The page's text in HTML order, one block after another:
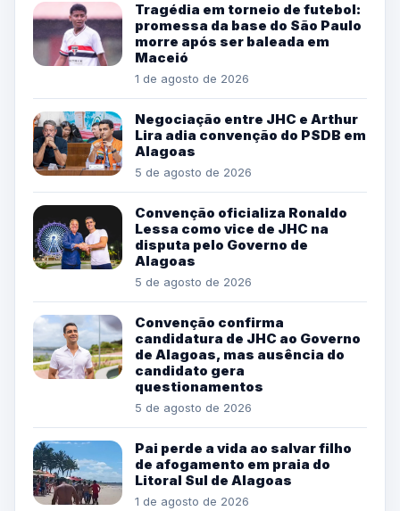
Tragédia em torneio de futebol:
promessa da base do São Paulo
morre após ser baleada em
Maceió
1 de agosto de 2026
Negociação entre JHC e Arthur
Lira adia convenção do PSDB em
Alagoas
5 de agosto de 2026
Convenção oficializa Ronaldo
Lessa como vice de JHC na
disputa pelo Governo de
Alagoas
5 de agosto de 2026
Convenção confirma
candidatura de JHC ao Governo
de Alagoas, mas ausência do
candidato gera
questionamentos
5 de agosto de 2026
Pai perde a vida ao salvar filho
de afogamento em praia do
Litoral Sul de Alagoas
1 de agosto de 2026